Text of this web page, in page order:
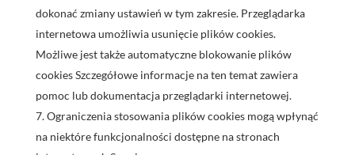
dokonać zmiany ustawień w tym zakresie. Przeglądarka
internetowa umożliwia usunięcie plików cookies.
Możliwe jest także automatyczne blokowanie plików
cookies Szczegółowe informacje na ten temat zawiera
pomoc lub dokumentacja przeglądarki internetowej.
Ograniczenia stosowania plików cookies mogą wpłynąć
na niektóre funkcjonalności dostępne na stronach